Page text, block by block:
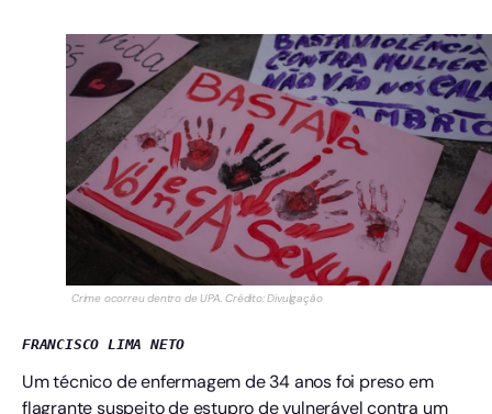
Crime ocorreu dentro de UPA. Crédito: Divulgação
FRANCISCO LIMA NETO
Um técnico de enfermagem de 34 anos foi preso em
flagrante suspeito de estupro de vulnerável contra um